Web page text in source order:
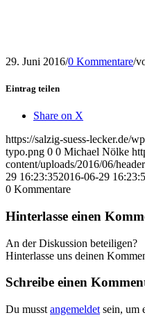
29. Juni 2016/0 Kommentare/
Eintrag teilen
Share on X
https://salzig-suess-lecker.de/
typo.png 0 0 Michael Nölke
content/uploads/2016/06/
29 16:23:352016-06-29
0 Kommentare
Hinterlasse einen
An der Diskussion beteiligen?
Hinterlasse uns deinen
Schreibe einen
Du musst angemeldet sein, um